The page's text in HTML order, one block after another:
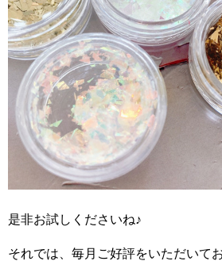
是非お試しくださいね♪
それでは、毎月ご好評をいただいて